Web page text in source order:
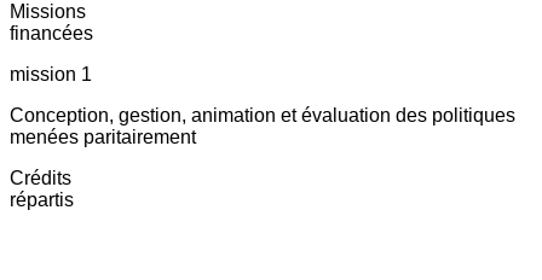
Missions
financées
mission 1
Conception, gestion, animation et évaluation des politiques
menées paritairement
Crédits
répartis